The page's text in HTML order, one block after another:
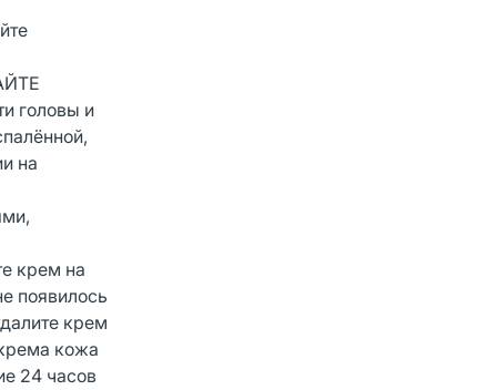
головы и
на
крем на
появилось
крем
кожа
24 часов